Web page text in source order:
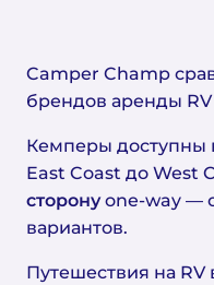
Camper Champ
брендов аренды
Кемперы доступны
East Coast до West
сторонуone-way —
вариантов.
Путешествия на